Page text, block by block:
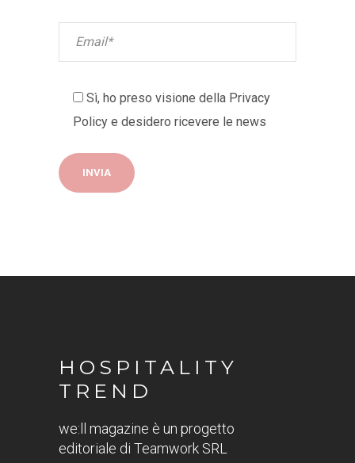
Sì, ho preso visione della Privacy
Policy e desidero ricevere le news
HOSPITALITY
TREND
we:ll magazine è un progetto
editoriale di Teamwork SRL